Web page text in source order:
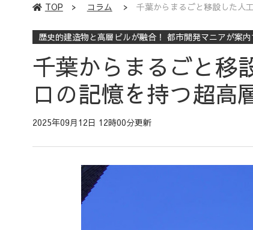
TOP > コラム > 千葉からまるごと移設した人
歴史的建造物と高層ビルが融合！ 都市開発マニアが案内
千葉からまるごと移
ロの記憶を持つ超高
2025年09月12日 12時00分更新